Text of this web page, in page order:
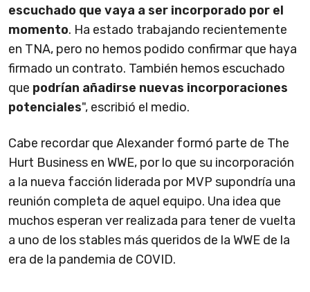
escuchado que vaya a ser incorporado por el
momento. Ha estado trabajando recientemente
en TNA, pero no hemos podido confirmar que haya
firmado un contrato. También hemos escuchado
que podrían añadirse nuevas incorporaciones
potenciales", escribió el medio.
Cabe recordar que Alexander formó parte de The
Hurt Business en WWE, por lo que su incorporación
a la nueva facción liderada por MVP supondría una
reunión completa de aquel equipo. Una idea que
muchos esperan ver realizada para tener de vuelta
a uno de los stables más queridos de la WWE de la
era de la pandemia de COVID.